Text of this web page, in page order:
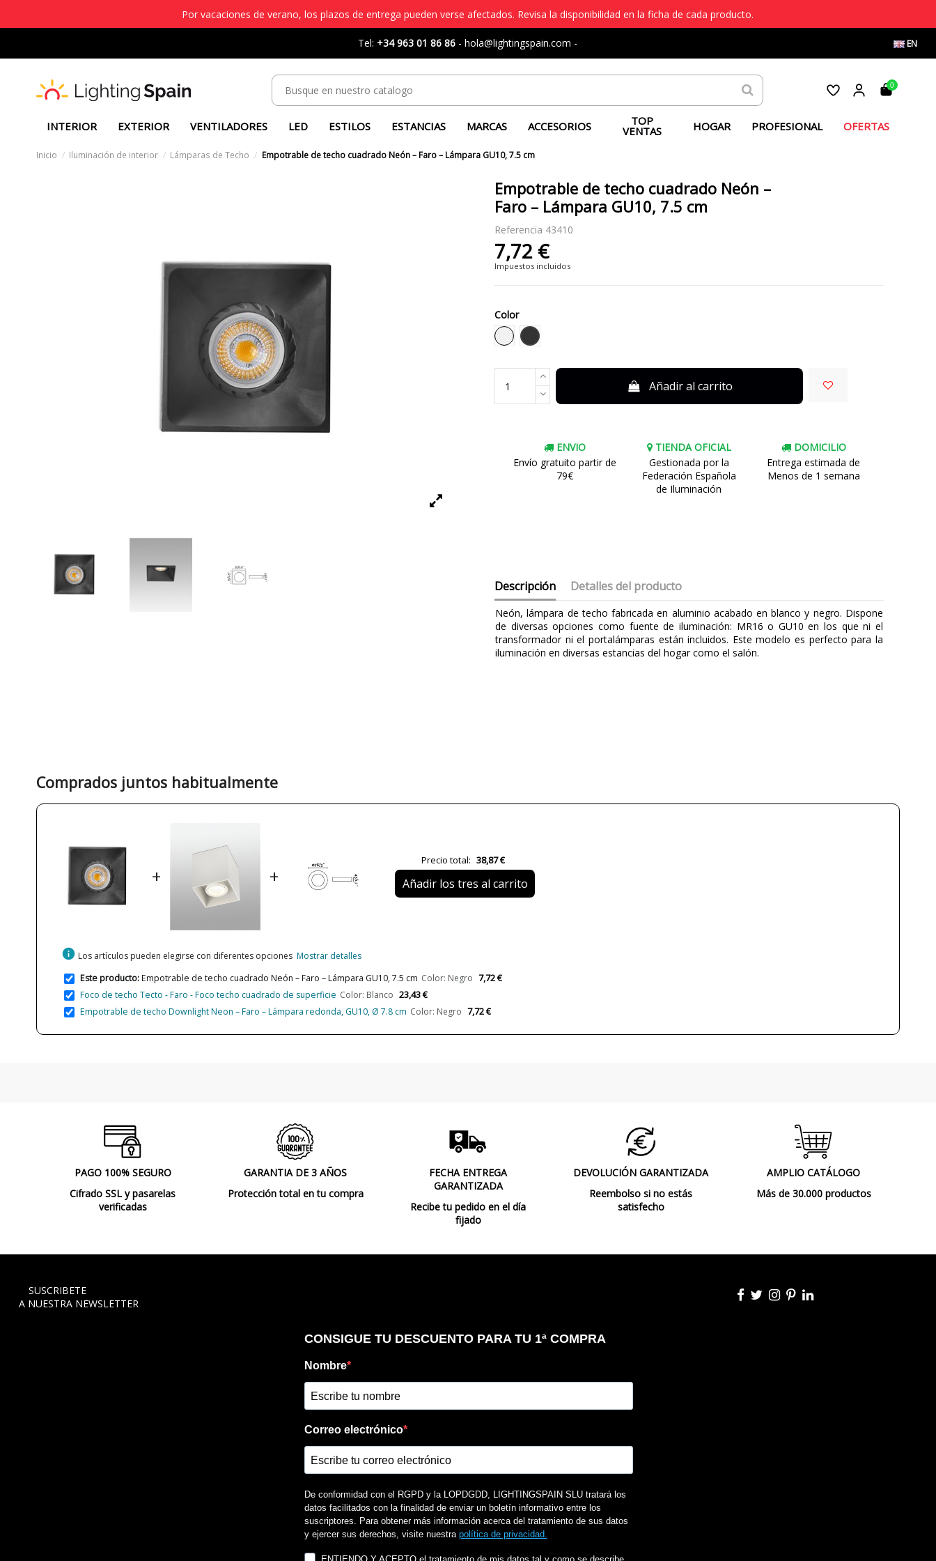
Por vacaciones de verano, los plazos de entrega pueden verse afectados. Revisa la disponibilidad en la ficha de cada producto.
Tel: +34 963 01 86 86 - hola@lightingspain.com - EN
0
INTERIOR EXTERIOR VENTILADORES LED ESTILOS ESTANCIAS MARCAS ACCESORIOS TOP
VENTAS HOGAR PROFESIONAL OFERTAS
Inicio Iluminación de interior Lámparas de Techo Empotrable de techo cuadrado Neón – Faro – Lámpara GU10, 7.5 cm
Empotrable de techo cuadrado Neón –
Faro – Lámpara GU10, 7.5 cm
Referencia 43410
7,72 €
Impuestos incluidos
Color
Blanco Negro
Añadir al carrito
ENVIO
Envío gratuito partir de
79€
TIENDA OFICIAL
Gestionada por la
Federación Española
de Iluminación
DOMICILIO
Entrega estimada de
Menos de 1 semana
Descripción Detalles del producto
Neón, lámpara de techo fabricada en aluminio acabado en blanco y negro. Dispone
de diversas opciones como fuente de iluminación: MR16 o GU10 en los que ni el
transformador ni el portalámparas están incluidos. Este modelo es perfecto para la
iluminación en diversas estancias del hogar como el salón.
Alto (cm)
4,5 cm
Peso Neto (KG)
Plazo de Envío
Casquillo
Clase
Comprados juntos habitualmente
+ +
Precio total: 38,87 €
Añadir los tres al carrito
info Los artículos pueden elegirse con diferentes opciones Mostrar detalles
Este producto:Empotrable de techo cuadrado Neón – Faro – Lámpara GU10, 7.5 cm Color: Negro 7,72 €
Foco de techo Tecto - Faro - Foco techo cuadrado de superficie Color: Blanco 23,43 €
Empotrable de techo Downlight Neon – Faro – Lámpara redonda, GU10, Ø 7.8 cm Color: Negro 7,72 €
PAGO 100% SEGURO
Cifrado SSL y pasarelas
verificadas
GARANTIA DE 3 AÑOS
Protección total en tu compra
FECHA ENTREGA
GARANTIZADA
Recibe tu pedido en el día
fijado
DEVOLUCIÓN GARANTIZADA
Reembolso si no estás
satisfecho
AMPLIO CATÁLOGO
Más de 30.000 productos
SUSCRIBETE
A NUESTRA NEWSLETTER